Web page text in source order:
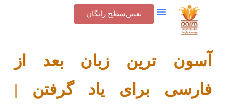
تعیین‌سطح رایگان
آسون ترین زبان بعد از
فارسی برای یاد گرفتن |